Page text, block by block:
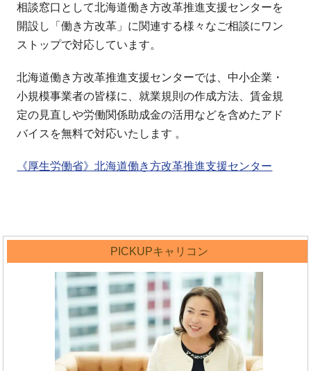
相談窓口として北海道働き方改革推進支援センターを
開設し「働き方改革」に関連する様々なご相談にワン
ストップで対応しています。
北海道働き方改革推進支援センターでは、中小企業・
小規模事業者の皆様に、就業規則の作成方法、賃金規
定の見直しや労働関係助成金の活用などを含めたアド
バイスを無料で対応いたします 。
《厚生労働省》北海道働き方改革推進支援センター
PICKUPキャリコン